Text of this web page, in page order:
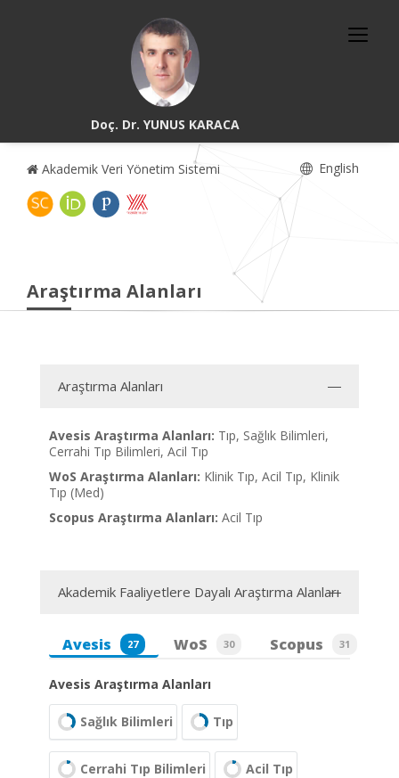
Doç. Dr. YUNUS KARACA
Akademik Veri Yönetim Sistemi English
Araştırma Alanları
Araştırma Alanları
Avesis Araştırma Alanları: Tıp, Sağlık Bilimleri,
Cerrahi Tıp Bilimleri, Acil Tıp
WoS Araştırma Alanları: Klinik Tıp, Acil Tıp, Klinik
Tıp (Med)
Scopus Araştırma Alanları: Acil Tıp
Akademik Faaliyetlere Dayalı Araştırma Alanları
Avesis 27 WoS 30 Scopus 31
Avesis Araştırma Alanları
Sağlık Bilimleri Tıp
Cerrahi Tıp Bilimleri Acil Tıp